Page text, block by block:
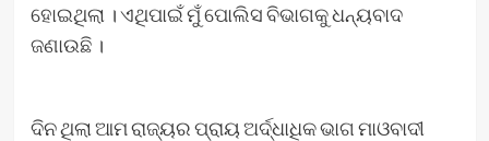
ହୋଇଥିଲା । ଏଥିପାଇଁ ମୁଁ ପୋଲିସ ବିଭାଗକୁ ଧନ୍ୟବାଦ
ଜଣାଉଛି ।
ଦିନ ଥିଲା ଆମ ରାଜ୍ୟର ପ୍ରାୟ ଅର୍ଦ୍ଧାଧିକ ଭାଗ ମାଓବାଦୀ